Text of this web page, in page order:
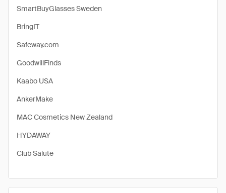
SmartBuyGlasses Sweden
BringIT
Safeway.com
GoodwillFinds
Kaabo USA
AnkerMake
MAC Cosmetics New Zealand
HYDAWAY
Club Salute